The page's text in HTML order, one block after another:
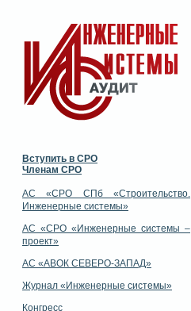
Вступить в СРО
Членам СРО
АС «СРО СПб «Строительство.
Инженерные системы»
АС «СРО «Инженерные системы –
проект»
АС «АВОК СЕВЕРО-ЗАПАД»
Журнал «Инженерные системы»
Конгресс